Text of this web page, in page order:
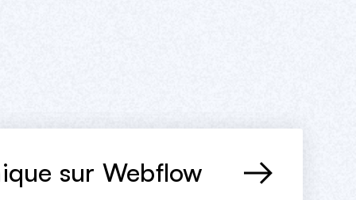
Webflow
sur Webflow